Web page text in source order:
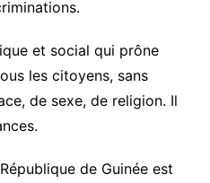
et social qui prône
les citoyens, sans
de sexe, de religion. Il
de Guinée est